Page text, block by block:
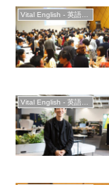
Vital English - 英語勉強会
Vital English - 英語勉強会